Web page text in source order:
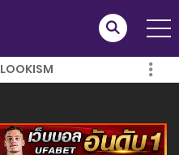
LOOKISM